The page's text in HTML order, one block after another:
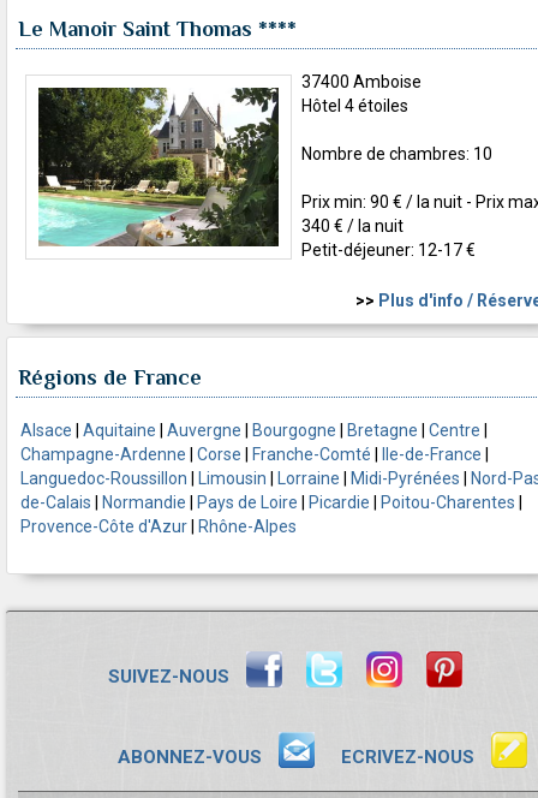
Le Manoir Saint Thomas ****
37400 Amboise
Hôtel 4 étoiles
Nombre de chambres: 10
Prix min: 90 € / la nuit - Prix
340 € / la nuit
Petit-déjeuner: 12-17 €
>> Plus d'info /
Régions de France
Alsace Aquitaine Auvergne Bourgogne Bretagne Centre
Champagne-Ardenne
Corse Franche-Comté Ile-de-France
Languedoc-Roussillon
Limousin Lorraine Midi-Pyrénées
Nord-
de-Calais
Normandie Pays de Loire Picardie Poitou-Charentes
Provence-Côte d'Azur
Rhône-Alpes
SUIVEZ-NOUS
ABONNEZ-VOUS ECRIVEZ-NOUS